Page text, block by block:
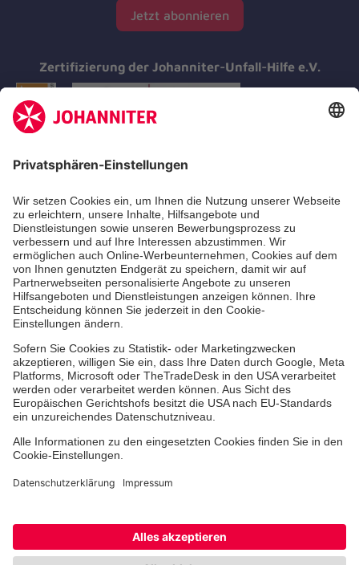
Jetzt abonnieren
Zertifizierung der Johanniter-Unfall-Hilfe e.V.
Aus- & Fortbildung
Erste-Hilfe-Kurse
Jobs & Ehrenamt
Freiwilligendienst
Spendenprojekte
Johanniter-Jugend
Einrichtungen
Cookie-Einstellungen Datenschutz Barrierefreiheit